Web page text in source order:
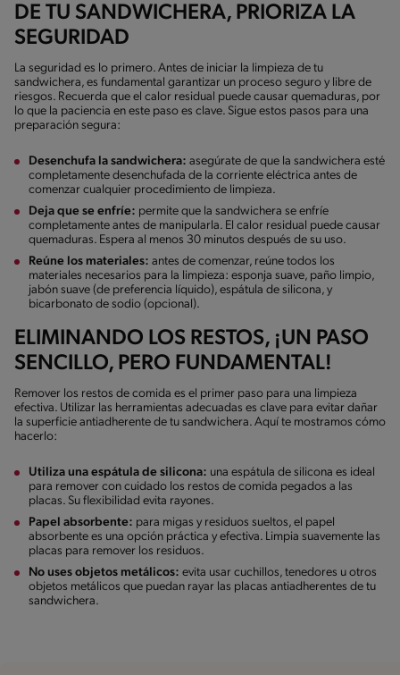
DE TU SANDWICHERA, PRIORIZA LA
SEGURIDAD
La seguridad es lo primero. Antes de iniciar la limpieza de tu
sandwichera, es fundamental garantizar un proceso seguro y libre de
riesgos. Recuerda que el calor residual puede causar quemaduras, por
lo que la paciencia en este paso es clave. Sigue estos pasos para una
preparación segura:
Desenchufa la sandwichera: asegúrate de que la sandwichera esté
completamente desenchufada de la corriente eléctrica antes de
comenzar cualquier procedimiento de limpieza.
Deja que se enfríe: permite que la sandwichera se enfríe
completamente antes de manipularla. El calor residual puede causar
quemaduras. Espera al menos 30 minutos después de su uso.
Reúne los materiales: antes de comenzar, reúne todos los
materiales necesarios para la limpieza: esponja suave, paño limpio,
jabón suave (de preferencia líquido), espátula de silicona, y
bicarbonato de sodio (opcional).
ELIMINANDO LOS RESTOS, ¡UN PASO
SENCILLO, PERO FUNDAMENTAL!
Remover los restos de comida es el primer paso para una limpieza
efectiva. Utilizar las herramientas adecuadas es clave para evitar dañar
la superficie antiadherente de tu sandwichera. Aquí te mostramos cómo
hacerlo:
Utiliza una espátula de silicona: una espátula de silicona es ideal
para remover con cuidado los restos de comida pegados a las
placas. Su flexibilidad evita rayones.
Papel absorbente: para migas y residuos sueltos, el papel
absorbente es una opción práctica y efectiva. Limpia suavemente las
placas para remover los residuos.
No uses objetos metálicos: evita usar cuchillos, tenedores u otros
objetos metálicos que puedan rayar las placas antiadherentes de tu
sandwichera.